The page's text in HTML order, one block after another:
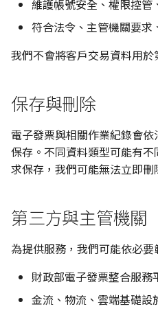
維護帳號安全、權限控管
符合法令、主管機關要
我們不會將客戶交易資料用於
保存與刪除
電子發票與相關作業紀錄會
保存。不同資料類型可能有
求保存，我們可能無法立即刪
第三方與主管機關
為提供服務，我們可能依必要
財政部電子發票整合服
金流、物流、雲端基礎設